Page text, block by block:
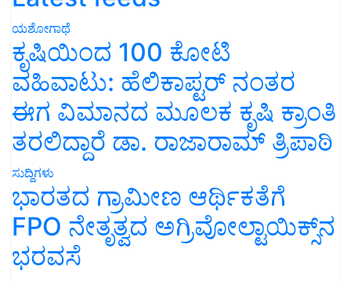
ಯಶೋಗಾಥೆ
ಕೃಷಿಯಿಂದ 100 ಕೋಟಿ
ವಹಿವಾಟು: ಹೆಲಿಕಾಪ್ಟರ್ ನಂತರ
ಈಗ ವಿಮಾನದ ಮೂಲಕ ಕೃಷಿ ಕ್ರಾಂತಿ
ತರಲಿದ್ದಾರೆ ಡಾ. ರಾಜಾರಾಮ್ ತ್ರಿಪಾಠಿ
ಸುದ್ದಿಗಳು
ಭಾರತದ ಗ್ರಾಮೀಣ ಆರ್ಥಿಕತೆಗೆ
FPO ನೇತೃತ್ವದ ಅಗ್ರಿವೋಲ್ಟಾಯಿಕ್ಸ್‌ನ
ಭರವಸೆ
ಅಗ್ರಿಪಿಡಿಯಾ